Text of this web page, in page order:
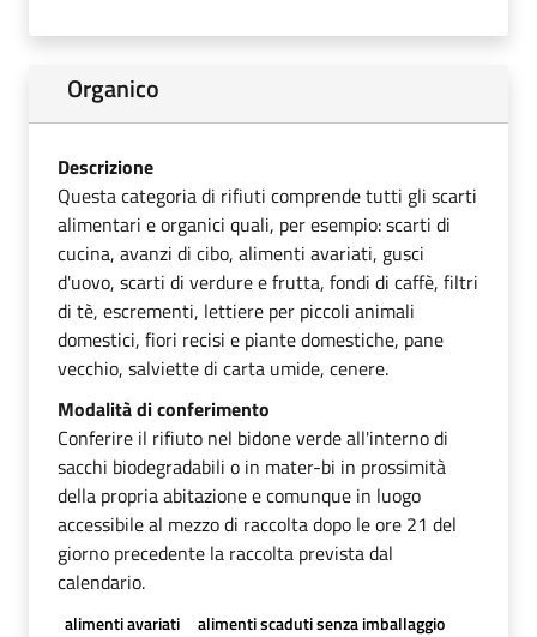
Organico
Descrizione
Questa categoria di rifiuti comprende tutti gli scarti
alimentari e organici quali, per esempio: scarti di
cucina, avanzi di cibo, alimenti avariati, gusci
d'uovo, scarti di verdure e frutta, fondi di caffè, filtri
di tè, escrementi, lettiere per piccoli animali
domestici, fiori recisi e piante domestiche, pane
vecchio, salviette di carta umide, cenere.
Modalità di conferimento
Conferire il rifiuto nel bidone verde all'interno di
sacchi biodegradabili o in mater-bi in prossimità
della propria abitazione e comunque in luogo
accessibile al mezzo di raccolta dopo le ore 21 del
giorno precedente la raccolta prevista dal
calendario.
alimenti avariati
alimenti scaduti senza imballaggio